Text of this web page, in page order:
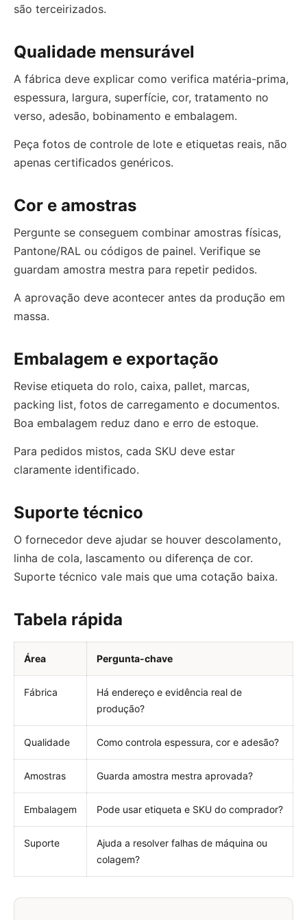
são terceirizados.
Qualidade mensurável
A fábrica deve explicar como verifica matéria-prima,
espessura, largura, superfície, cor, tratamento no
verso, adesão, bobinamento e embalagem.
Peça fotos de controle de lote e etiquetas reais, não
apenas certificados genéricos.
Cor e amostras
Pergunte se conseguem combinar amostras físicas,
Pantone/RAL ou códigos de painel. Verifique se
guardam amostra mestra para repetir pedidos.
A aprovação deve acontecer antes da produção em
massa.
Embalagem e exportação
Revise etiqueta do rolo, caixa, pallet, marcas,
packing list, fotos de carregamento e documentos.
Boa embalagem reduz dano e erro de estoque.
Para pedidos mistos, cada SKU deve estar
claramente identificado.
Suporte técnico
O fornecedor deve ajudar se houver descolamento,
linha de cola, lascamento ou diferença de cor.
Suporte técnico vale mais que uma cotação baixa.
Tabela rápida
Área Pergunta-chave
Fábrica
Há endereço e evidência real de
produção?
Qualidade Como controla espessura, cor e adesão?
Amostras Guarda amostra mestra aprovada?
Embalagem Pode usar etiqueta e SKU do comprador?
Suporte
Ajuda a resolver falhas de máquina ou
colagem?